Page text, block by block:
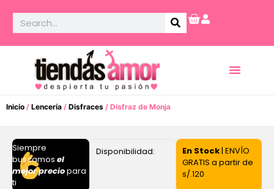
Inicio / Lencería / Disfraces / Disfraz de Monja
Siempre
buscamos el
mejor preciopara
ti
Disponibilidad: En Stock| ENVÍO
GRATIS a partir de
s/.120